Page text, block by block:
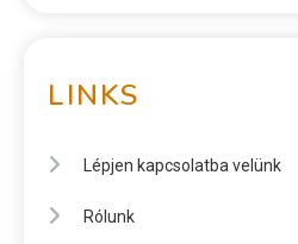
LINKS
Lépjen kapcsolatba velünk
Rólunk